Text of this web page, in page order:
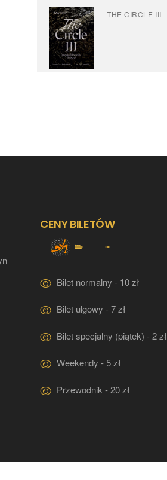
THE CIRCLE III
CENY BILETÓW
Bilet normalny - 10 zł
Bilet ulgowy - 7 zł
Bilet specjalny (piątek) - 2 zł
Weekendy - 5 zł
Przewodnik - 20 zł